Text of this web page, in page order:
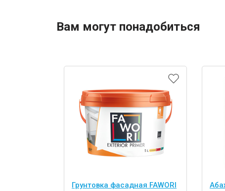
Вам могут понадобиться
Грунтовка фасадная FAWORI